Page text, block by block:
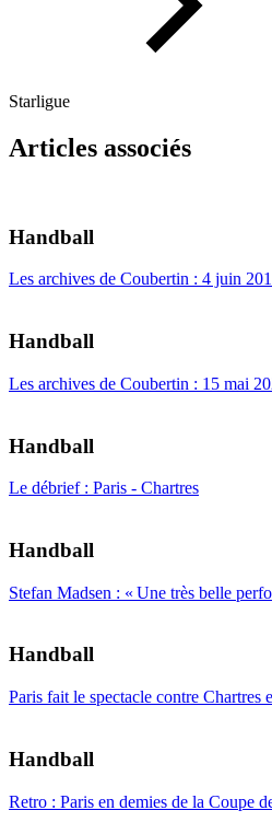
Starligue
Articles associés
Handball
Les archives de Coubertin : 4 juin
Handball
Les archives de Coubertin : 15 mai
Handball
Le débrief : Paris - Chartres
Handball
Stefan Madsen : « Une très belle
Handball
Paris fait le spectacle contre Chartres
Handball
Retro : Paris en demies de la Coupe